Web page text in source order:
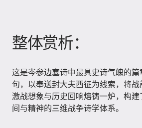
整体赏析：
这是岑参边塞诗中最具史诗气魄的篇
句，以奉送封大夫西征为线索，将战
激战想象与历史回响熔铸一炉，构
间与精神的三维战争诗学体系。